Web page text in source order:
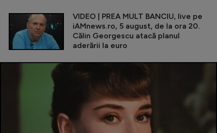
VIDEO | PREA MULT BANCIU, live pe
iAMnews.ro, 5 august, de la ora 20.
Călin Georgescu atacă planul
aderării la euro